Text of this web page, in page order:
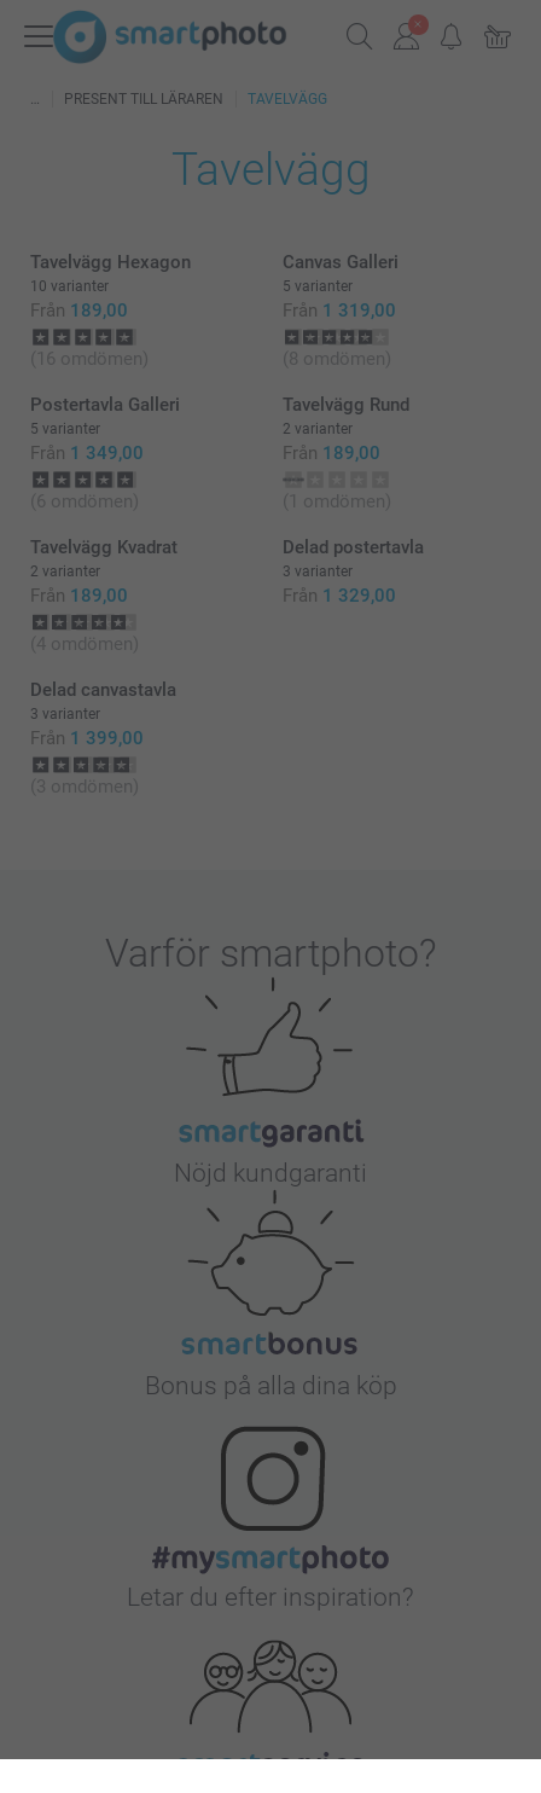
PRESENT TILL LÄRAREN TAVELVÄGG
Tavelvägg
Tavelvägg Hexagon
10 varianter
Från 189,00
(16 omdömen)
Canvas Galleri
5 varianter
Från 1 319,00
(8 omdömen)
Postertavla Galleri
5 varianter
Från 1 349,00
(6 omdömen)
Tavelvägg Rund
2 varianter
Från 189,00
(1 omdömen)
Tavelvägg Kvadrat
2 varianter
Från 189,00
(4 omdömen)
Delad postertavla
3 varianter
Från 1 329,00
Delad canvastavla
3 varianter
Från 1 399,00
(3 omdömen)
Varför smartphoto?
Nöjd kundgaranti
Bonus på alla dina köp
Letar du efter inspiration?